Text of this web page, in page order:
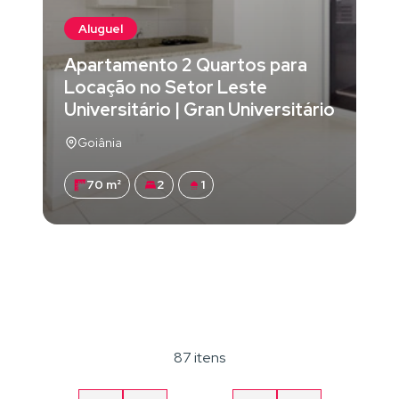
Aluguel
Apartamento 2 Quartos para
Locação no Setor Leste
Universitário | Gran Universitário
Goiânia
70 m² 2 1
87 itens